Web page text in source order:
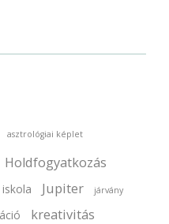
asztrológiai képlet
Holdfogyatkozás
iskola Jupiter járvány
kreativitás